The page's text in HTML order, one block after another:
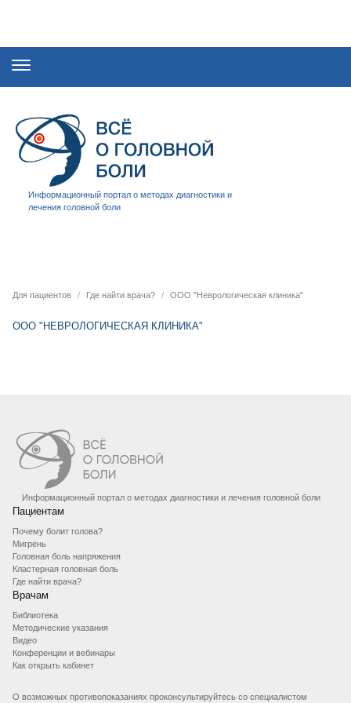
Информационный портал о методах диагностики и
лечения головной боли
Для пациентов Где найти врача? ООО "Неврологическая клиника"
ООО "НЕВРОЛОГИЧЕСКАЯ КЛИНИКА"
Информационный портал о методах диагностики и лечения головной боли
Пациентам
Почему болит голова?
Мигрень
Головная боль напряжения
Кластерная головная боль
Где найти врача?
Врачам
Библиотека
Методические указания
Видео
Конференции и вебинары
Как открыть кабинет
О возможных противопоказаниях проконсультируйтесь со специалистом